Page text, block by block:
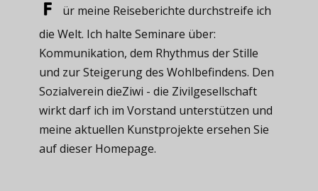
ür meine ​Reiseberichte durchstreife ich
die Welt. Ich halte Seminare über:
Kommunikation, dem Rhythmus der Stille
und zur Steigerung des Wohlbefindens. Den
Sozialverein dieZiwi - die Zivilgesellschaft
wirkt darf ich im Vorstand unterstützen und
meine aktuellen Kunstprojekte ersehen Sie
auf dieser Homepage.